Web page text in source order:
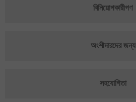
বিনিয়োগকারীগণ
অংশীদারদের জন্য
সহযোগিতা